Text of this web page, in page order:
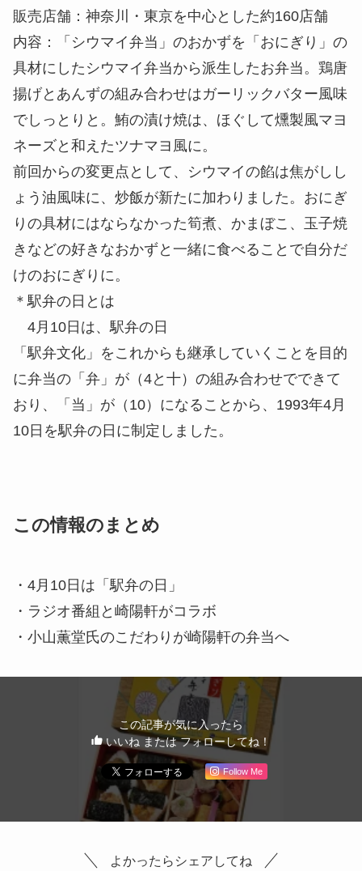
販売店舗：神奈川・東京を中心とした約160店舗
内容：「シウマイ弁当」のおかずを「おにぎり」の
具材にしたシウマイ弁当から派生したお弁当。鶏唐
揚げとあんずの組み合わせはガーリックバター風味
でしっとりと。鮪の漬け焼は、ほぐして燻製風マヨ
ネーズと和えたツナマヨ風に。
前回からの変更点として、シウマイの餡は焦がしし
ょう油風味に、炒飯が新たに加わりました。おにぎ
りの具材にはならなかった筍煮、かまぼこ、玉子焼
きなどの好きなおかずと一緒に食べることで自分だ
けのおにぎりに。
＊駅弁の日とは
4月10日は、駅弁の日
「駅弁文化」をこれからも継承していくことを目的
に弁当の「弁」が（4と十）の組み合わせでできて
おり、「当」が（10）になることから、1993年4月
10日を駅弁の日に制定しました。
この情報のまとめ
・4月10日は「駅弁の日」
・ラジオ番組と崎陽軒がコラボ
・小山薫堂氏のこだわりが崎陽軒の弁当へ
この記事が気に入ったら
いいね または フォローしてね！
Follow Me
よかったらシェアしてね